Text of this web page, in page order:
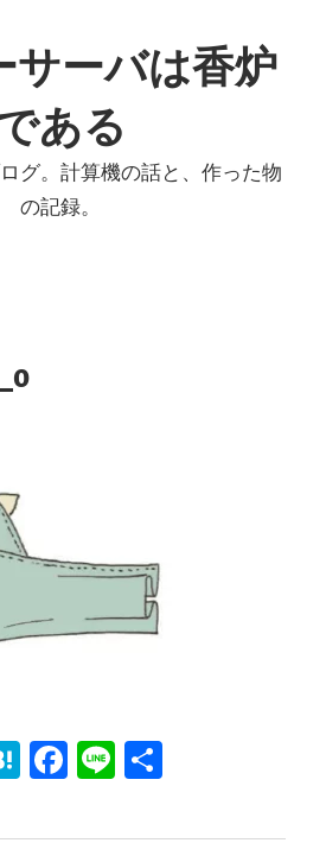
サーバは香炉
ある
グ。計算機の話と、作った物
の記録。
Hatena
Facebook
Line